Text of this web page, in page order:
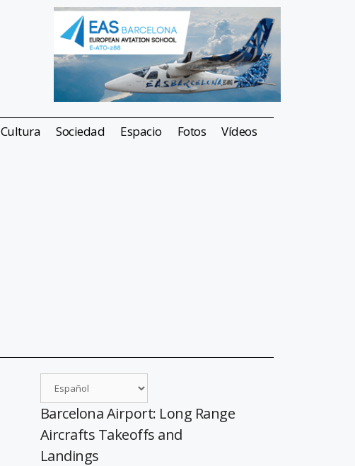
Cultura Sociedad Espacio Fotos Vídeos
Barcelona Airport: Long Range
Aircrafts Takeoffs and
Landings